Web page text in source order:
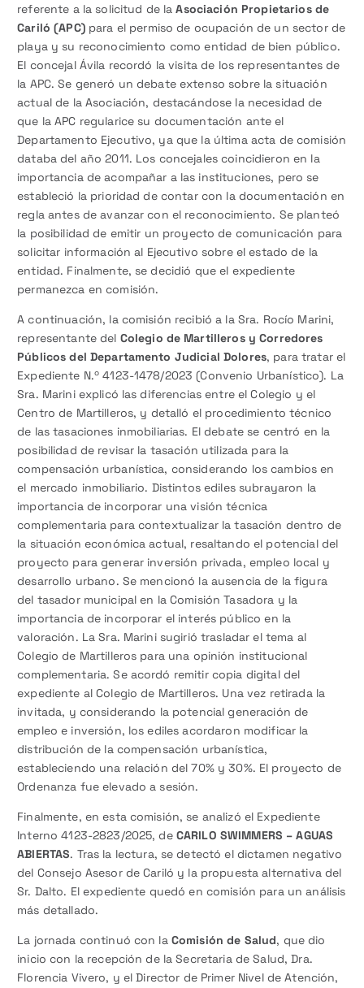
referente a la solicitud de laAsociación Propietarios de
Cariló (APC)para el permiso de ocupación de un sector de
playa y su reconocimiento como entidad de bien público.
El concejal Ávila recordó la visita de los representantes de
la APC. Se generó un debate extenso sobre la situación
actual de la Asociación, destacándose la necesidad de
que la APC regularice su documentación ante el
Departamento Ejecutivo, ya que la última acta de comisión
databa del año 2011. Los concejales coincidieron en la
importancia de acompañar a las instituciones, pero se
estableció la prioridad de contar con la documentación en
regla antes de avanzar con el reconocimiento. Se planteó
la posibilidad de emitir un proyecto de comunicación para
solicitar información al Ejecutivo sobre el estado de la
entidad. Finalmente, se decidió que el expediente
permanezca en comisión.
A continuación, la comisión recibió a la Sra. Rocío Marini,
representante del Colegio de Martilleros y Corredores
Públicos del Departamento Judicial Dolores, para tratar el
Expediente N.º 4123-1478/2023 (Convenio Urbanístico). La
Sra. Marini explicó las diferencias entre el Colegio y el
Centro de Martilleros, y detalló el procedimiento técnico
de las tasaciones inmobiliarias. El debate se centró en la
posibilidad de revisar la tasación utilizada para la
compensación urbanística, considerando los cambios en
el mercado inmobiliario. Distintos ediles subrayaron la
importancia de incorporar una visión técnica
complementaria para contextualizar la tasación dentro de
la situación económica actual, resaltando el potencial del
proyecto para generar inversión privada, empleo local y
desarrollo urbano. Se mencionó la ausencia de la figura
del tasador municipal en la Comisión Tasadora y la
importancia de incorporar el interés público en la
valoración. La Sra. Marini sugirió trasladar el tema al
Colegio de Martilleros para una opinión institucional
complementaria. Se acordó remitir copia digital del
expediente al Colegio de Martilleros. Una vez retirada la
invitada, y considerando la potencial generación de
empleo e inversión, los ediles acordaron modificar la
distribución de la compensación urbanística,
estableciendo una relación del 70% y 30%. El proyecto de
Ordenanza fue elevado a sesión.
Finalmente, en esta comisión, se analizó el Expediente
Interno 4123-2823/2025, de CARILO SWIMMERS – AGUAS
ABIERTAS. Tras la lectura, se detectó el dictamen negativo
del Consejo Asesor de Cariló y la propuesta alternativa del
Sr. Dalto. El expediente quedó en comisión para un análisis
más detallado.
La jornada continuó con la Comisión de Salud, que dio
inicio con la recepción de la Secretaria de Salud, Dra.
Florencia Vivero, y el Director de Primer Nivel de Atención,